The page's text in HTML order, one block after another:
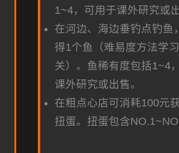
1~4，可用于课外研究或出
在河边、海边垂钓点钓鱼
得1个鱼（难易度方法学
关）。鱼稀有度包括1~4
课外研究或出售。
在粗点心店可消耗100元
扭蛋。扭蛋包含